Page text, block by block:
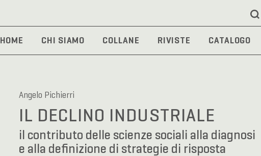
HOME CHI SIAMO COLLANE RIVISTE CATALOGO
Angelo Pichierri
IL DECLINO INDUSTRIALE
il contributo delle scienze sociali alla diagnosi
e alla definizione di strategie di risposta